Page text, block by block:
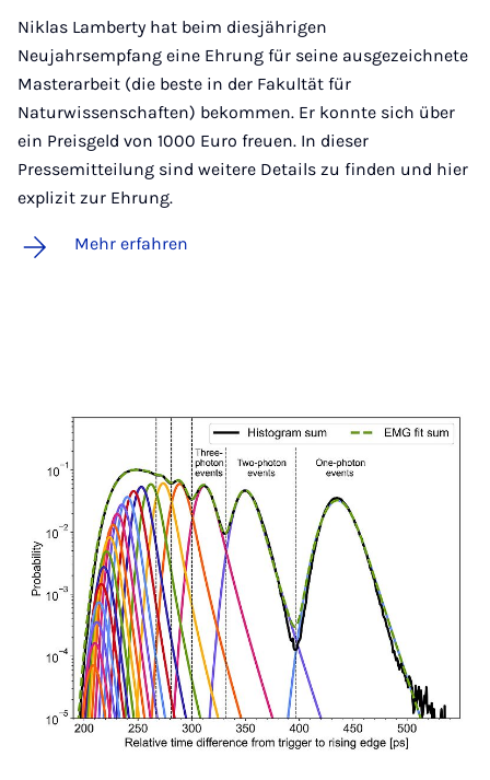
Niklas Lamberty hat beim diesjährigen
Neujahrsempfang eine Ehrung für seine ausgezeichnete
Masterarbeit (die beste in der Fakultät für
Naturwissenschaften) bekommen. Er konnte sich über
ein Preisgeld von 1000 Euro freuen. In dieser
Pressemitteilung sind weitere Details zu finden und hier
explizit zur Ehrung.
Mehr erfahren